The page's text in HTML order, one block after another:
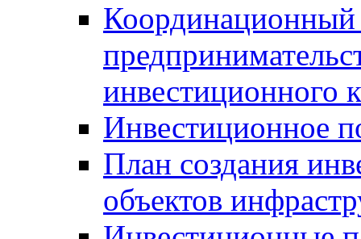
Координационный
инвестиционного
Инвестиционное
План создания
объектов